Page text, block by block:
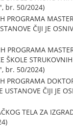
br. 50/2024)
PROGRAMA
ČIJI JE
PROGRAMA
ŠKOLE
br. 50/2024)
PROGRAMA
ČIJI JE
TELA ZA